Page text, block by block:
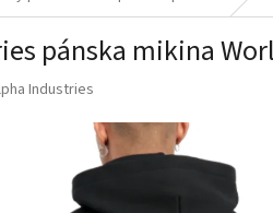
pánska mikina
Industries